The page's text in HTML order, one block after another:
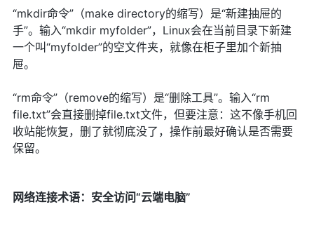
“mkdir命令”（make directory的缩写）是“新建抽屉的
手”。输入“mkdir myfolder”，Linux会在当前目录下新建
一个叫“myfolder”的空文件夹，就像在柜子里加个新抽
屉。
“rm命令”（remove的缩写）是“删除工具”。输入“rm
file.txt”会直接删掉file.txt文件，但要注意：这不像手机回
收站能恢复，删了就彻底没了，操作前最好确认是否需要
保留。
网络连接术语：安全访问“云端电脑”